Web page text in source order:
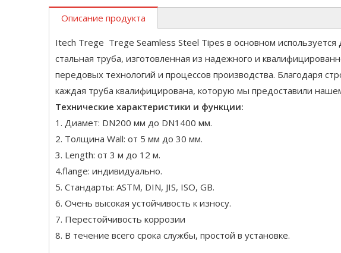
Описание продукта
Itech Trege Trege Seamless Steel Tipes в основном
стальная труба, изготовленная из надежного и
передовых технологий и процессов производства. Благодаря
каждая труба квалифицирована, которую мы предоставили
Технические характеристики и функции:
1. Диамет: DN200 мм до DN1400 мм.
2. Толщина Wall: от 5 мм до 30 мм.
3. Length: от 3 м до 12 м.
4.flange: индивидуально.
5. Стандарты: ASTM, DIN, JIS, ISO, GB.
6. Очень высокая устойчивость к износу.
7. Перестойчивость коррозии
8. В течение всего срока службы, простой в установке.